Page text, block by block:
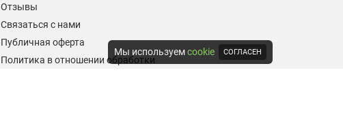
Отзывы
Связаться с нами
Публичная оферта
Политика в отношении обработки
Мы используемcookie СОГЛАСЕН